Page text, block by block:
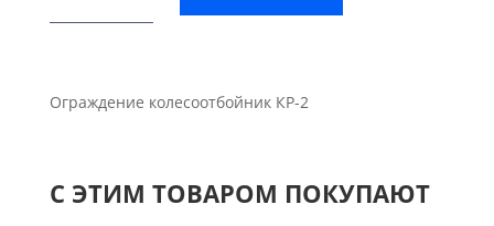
Ограждение колесоотбойник КР-2
С ЭТИМ ТОВАРОМ ПОКУПАЮТ